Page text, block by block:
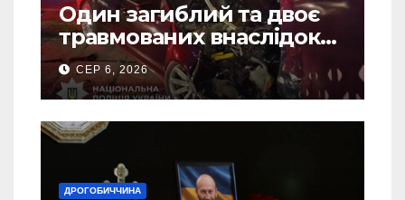
Один загиблий та двоє
травмованих внаслідок
ДТП на Самбірщині
СЕР 6, 2026
ДРОГОБИЧЧИНА